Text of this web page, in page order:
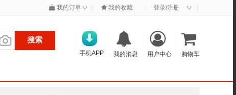
我的订单 ◇ 我的收藏 登录/注册 ◇
搜索
购物车
用户中心
我的消息
手机APP